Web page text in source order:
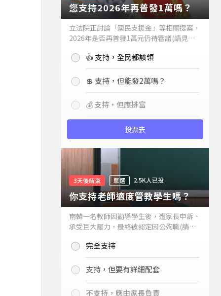
您支持2026年再普發1萬嗎？
立法院正討論「國民支援金」等相關提案，
2026年是否再普發1萬元仍待審議(請見下
持嗎？👍 支持，全民都該領
💲 支持，但能發2萬嗎？
💰 支持，但應排富
投票去
3天後結束 單選 2.5K人已投
你支持老師適度管教學生嗎？
南韓一名教師因勸導學生後，遭家長申訴、
承受巨大壓力，最終被認定因公殉職(請見
你支持老師適度管教學生嗎？
完全支持
支持，但要有詳細配套
不支持，應由家長負責